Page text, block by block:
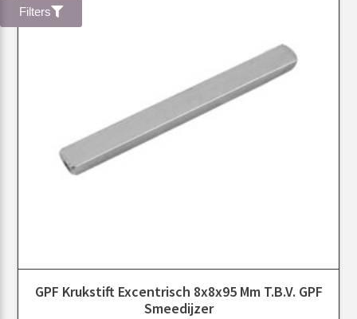
Filters
GPF Krukstift Excentrisch 8x8x95 Mm T.b.v. GPF
Smeedijzer